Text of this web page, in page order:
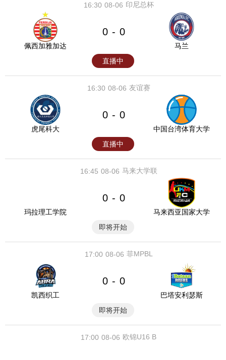
08-06
16:30 印尼总杯
佩西加雅加达
0 - 0
马兰
直播中
08-06
16:30 友谊赛
虎尾科大
0 - 0
中国台湾体育大学
直播中
08-06
16:45 马来大学联
玛拉理工学院
0 - 0
马来西亚国家大学
即将开始
08-06
17:00 菲MPBL
凯西织工
0 - 0
巴塔安利瑟斯
即将开始
08-06
17:00 欧锦U16 B